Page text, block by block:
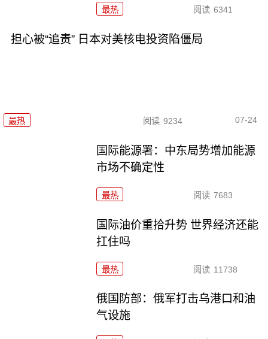
最热 阅读 6341
担心被“追责” 日本对美核电投资陷僵局
最热 阅读 9234 07-24
国际能源署：中东局势增加能源
市场不确定性
最热 阅读 7683
国际油价重拾升势 世界经济还能
扛住吗
最热 阅读 11738
俄国防部：俄军打击乌港口和油
气设施